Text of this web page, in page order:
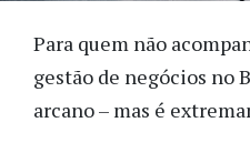
Para quem não
gestão de negócios no
arcano – mas é